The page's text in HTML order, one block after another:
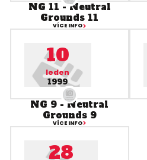
NG 11 - Neutral
Grounds 11
VÍCE INFO
10
leden
1999
NG 9 - Neutral
Grounds 9
VÍCE INFO
28